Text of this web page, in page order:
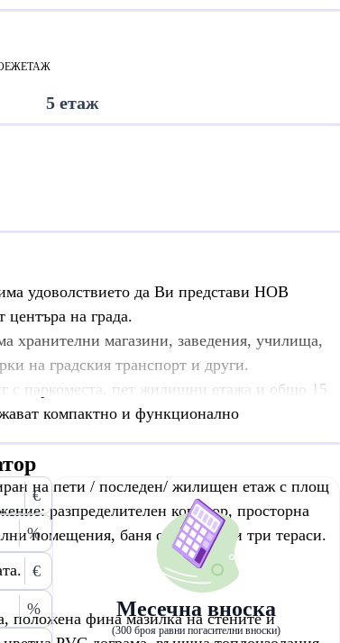
ЕТАЖ
5 етаж
удоволствието да Ви представи НОВ
центъра на града.
хранителни магазини, заведения, училища,
на градския транспорт и други.
с паркоместа, пет жилищни етажа и общо 15
компактно и функционално
на пети / последен/ жилищен етаж с площ
разпределителен коридор, просторна
помещения, баня с тоалетна и три тераси.
положена фина мазилка на стените и
€
%
€
% Месечна вноска
(300 броя равни погасителни вноски)